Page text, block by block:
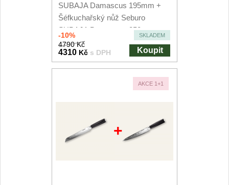
SUBAJA Damascus 195mm +
Šéfkuchařský nůž Seburo
SUBAJA Damascus 250mm
-10% SKLADEM
4790 Kč
4310 Kč s DPH Koupit
AKCE 1+1
+